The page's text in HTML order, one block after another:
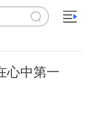
心中第一